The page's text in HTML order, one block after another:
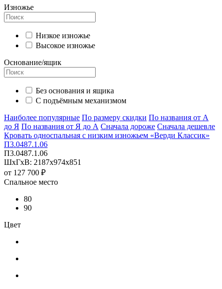
Изножье
Низкое изножье
Высокое изножье
Основание/ящик
Без основания и ящика
С подъёмным механизмом
Наиболее популярные По размеру скидки По названия от А
до Я По названия от Я до А Сначала дороже Сначала дешевле
Кровать односпальная с низким изножьем «Верди Классик»
П3.0487.1.06
П3.0487.1.06
ШхГхВ: 2187х974х851
от 127 700 ₽
Спальное место
80
90
Цвет